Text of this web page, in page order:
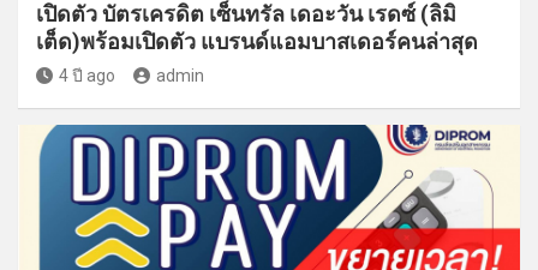
เปิดตัว บัตรเครดิต เซ็นทรัล เดอะวัน เรดซ์ (ลิมิ
เต็ด)พร้อมเปิดตัว แบรนด์แอมบาสเดอร์คนล่าสุด
4 ปี ago admin